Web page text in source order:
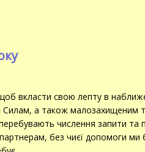
вкласти свою лепту в
а також малозахищеним
числення запити та
без чиєї допомоги